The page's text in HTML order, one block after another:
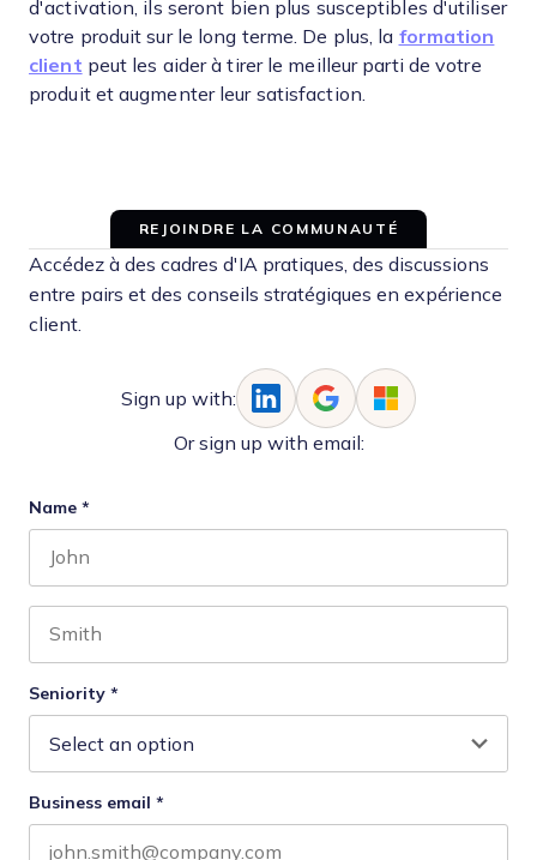
d'activation, ils seront bien plus susceptibles d'utiliser
votre produit sur le long terme. De plus, la formation
client peut les aider à tirer le meilleur parti de votre
produit et augmenter leur satisfaction.
REJOINDRE LA COMMUNAUTÉ
Accédez à des cadres d'IA pratiques, des discussions
entre pairs et des conseils stratégiques en expérience
client.
Sign up with:
Or sign up with email:
Name *
Seniority *
Business email *